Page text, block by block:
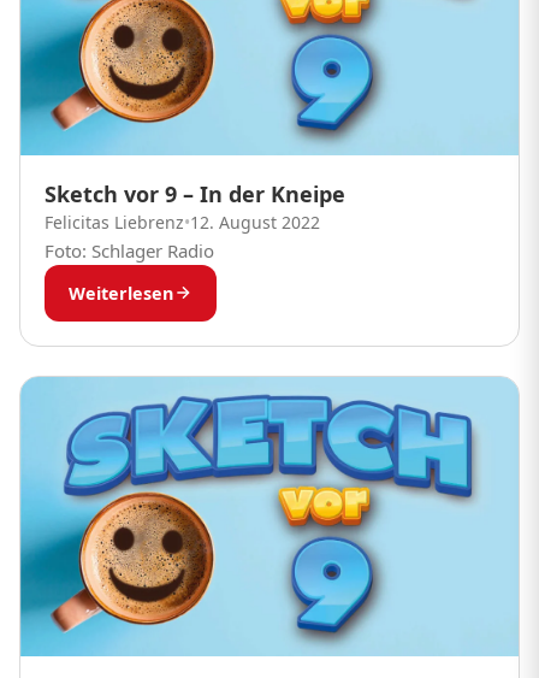
Sketch vor 9 – In der Kneipe
Felicitas Liebrenz•12. August 2022
Foto: Schlager Radio
Weiterlesen